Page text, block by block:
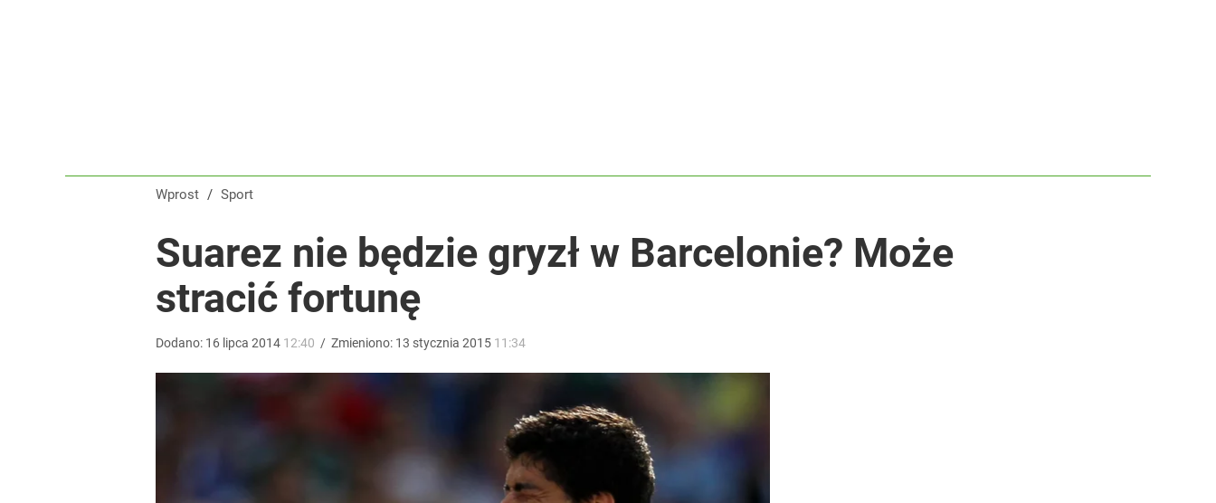
dodaj
Wprost / Sport
Suarez nie będzie gryzł w Barcelonie? Może
stracić fortunę
Dodano: 16 lipca 2014 12:40 / Zmieniono: 13 stycznia 2015 11:34